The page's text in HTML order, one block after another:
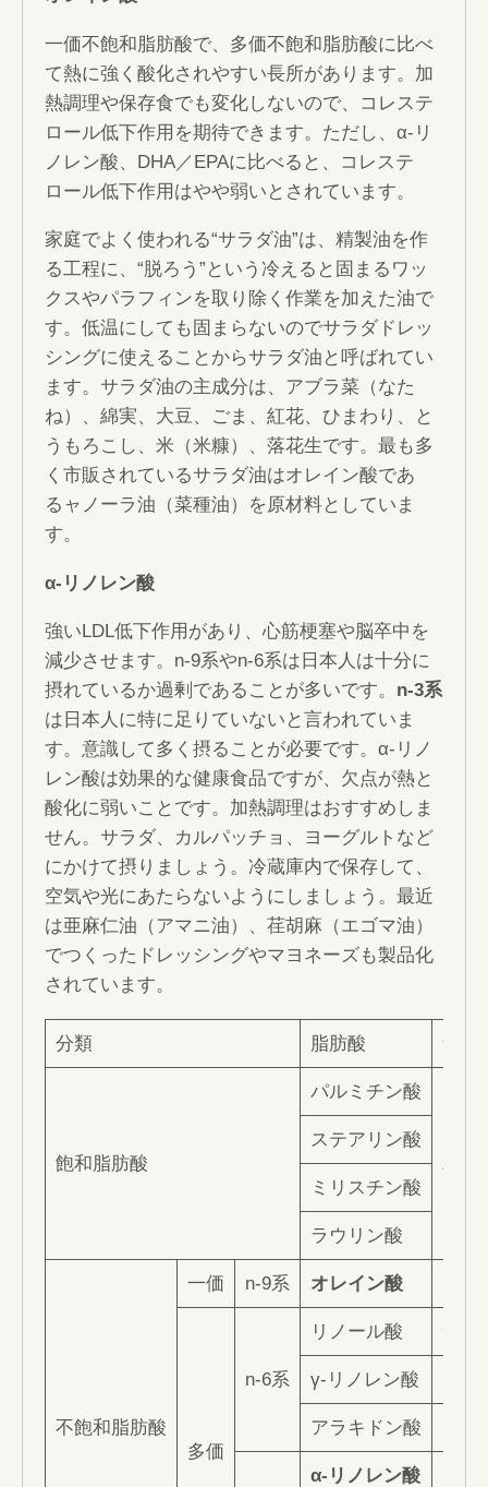
一価不飽和脂肪酸で、多価不飽和脂肪酸に比べ
て熱に強く酸化されやすい長所があります。加
熱調理や保存食でも変化しないので、コレステ
ロール低下作用を期待できます。ただし、α-リ
ノレン酸、DHA／EPAに比べると、コレステ
ロール低下作用はやや弱いとされています。
家庭でよく使われる“サラダ油”は、精製油を作
る工程に、“脱ろう”という冷えると固まるワッ
クスやパラフィンを取り除く作業を加えた油で
す。低温にしても固まらないのでサラダドレッ
シングに使えることからサラダ油と呼ばれてい
ます。サラダ油の主成分は、アブラ菜（なた
ね）、綿実、大豆、ごま、紅花、ひまわり、と
うもろこし、米（米糠）、落花生です。最も多
く市販されているサラダ油はオレイン酸であ
るャノーラ油（菜種油）を原材料としていま
す。
α-リノレン酸
強いLDL低下作用があり、心筋梗塞や脳卒中を
減少させます。n-9系やn-6系は日本人は十分に
摂れているか過剰であることが多いです。 n-3系
は日本人に特に足りていないと言われていま
す。意識して多く摂ることが必要です。α-リノ
レン酸は効果的な健康食品ですが、欠点が熱と
酸化に弱いことです。加熱調理はおすすめしま
せん。サラダ、カルパッチョ、ヨーグルトなど
にかけて摂りましょう。冷蔵庫内で保存して、
空気や光にあたらないようにしましょう。最近
は亜麻仁油（アマニ油）、荏胡麻（エゴマ油）
でつくったドレッシングやマヨネーズも製品化
されています。
分類 脂肪酸 食品
飽和脂肪酸
パルミチン酸
パー
ステアリン酸
ミリスチン酸
ラウリン酸
不飽和脂肪酸
一価 n-9系 オレイン酸
多価
n-6系
リノール酸 サフ
γ-リノレン酸
アラキドン酸
α-リノレン酸